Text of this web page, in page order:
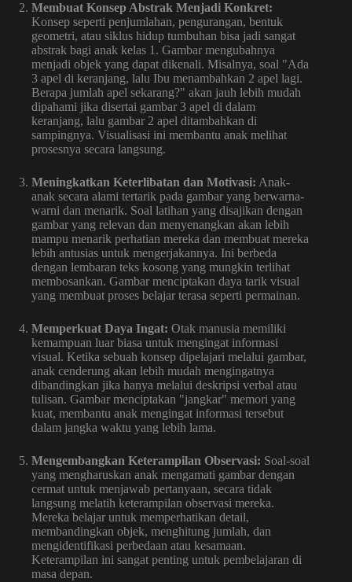
Membuat Konsep Abstrak Menjadi Konkret:
Konsep seperti penjumlahan, pengurangan, bentuk
geometri, atau siklus hidup tumbuhan bisa jadi sangat
abstrak bagi anak kelas 1. Gambar mengubahnya
menjadi objek yang dapat dikenali. Misalnya, soal "Ada
3 apel di keranjang, lalu Ibu menambahkan 2 apel lagi.
Berapa jumlah apel sekarang?" akan jauh lebih mudah
dipahami jika disertai gambar 3 apel di dalam
keranjang, lalu gambar 2 apel ditambahkan di
sampingnya. Visualisasi ini membantu anak melihat
prosesnya secara langsung.
Meningkatkan Keterlibatan dan Motivasi: Anak-
anak secara alami tertarik pada gambar yang berwarna-
warni dan menarik. Soal latihan yang disajikan dengan
gambar yang relevan dan menyenangkan akan lebih
mampu menarik perhatian mereka dan membuat mereka
lebih antusias untuk mengerjakannya. Ini berbeda
dengan lembaran teks kosong yang mungkin terlihat
membosankan. Gambar menciptakan daya tarik visual
yang membuat proses belajar terasa seperti permainan.
Memperkuat Daya Ingat: Otak manusia memiliki
kemampuan luar biasa untuk mengingat informasi
visual. Ketika sebuah konsep dipelajari melalui gambar,
anak cenderung akan lebih mudah mengingatnya
dibandingkan jika hanya melalui deskripsi verbal atau
tulisan. Gambar menciptakan "jangkar" memori yang
kuat, membantu anak mengingat informasi tersebut
dalam jangka waktu yang lebih lama.
Mengembangkan Keterampilan Observasi: Soal-soal
yang mengharuskan anak mengamati gambar dengan
cermat untuk menjawab pertanyaan, secara tidak
langsung melatih keterampilan observasi mereka.
Mereka belajar untuk memperhatikan detail,
membandingkan objek, menghitung jumlah, dan
mengidentifikasi perbedaan atau kesamaan.
Keterampilan ini sangat penting untuk pembelajaran di
masa depan.